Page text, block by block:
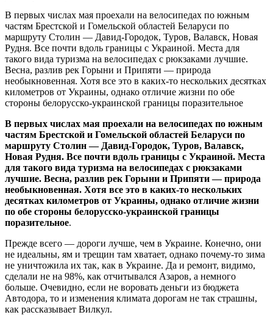
В первых числах мая проехали на велосипедах по южным
частям Брестской и Гомельской областей Беларуси по
маршруту Столин — Давид-Городок, Туров, Валавск, Новая
Рудня. Все почти вдоль границы с Украиной. Места для
такого вида туризма на велосипедах с рюкзаками лучшие.
Весна, разлив рек Горыни и Припяти — природа
необыкновенная. Хотя все это в каких-то нескольких десятках
километров от Украины, однако отличие жизни по обе
стороны белорусско-украинской границы поразительное
В первых числах мая проехали на велосипедах по южным
частям Брестской и Гомельской областей Беларуси по
маршруту Столин — Давид-Городок, Туров, Валавск,
Новая Рудня. Все почти вдоль границы с Украиной. Места
для такого вида туризма на велосипедах с рюкзаками
лучшие. Весна, разлив рек Горыни и Припяти — природа
необыкновенная. Хотя все это в каких-то нескольких
десятках километров от Украины, однако отличие жизни
по обе стороны белорусско-украинской границы
поразительное.
Прежде всего — дороги лучше, чем в Украине. Конечно, они
не идеальны, ям и трещин там хватает, однако почему-то зима
не уничтожила их так, как в Украине. Да и ремонт, видимо,
сделали не на 98%, как отчитывался Азаров, а немного
больше. Очевидно, если не воровать деньги из бюджета
Автодора, то и изменения климата дорогам не так страшны,
как рассказывает Вилкул.